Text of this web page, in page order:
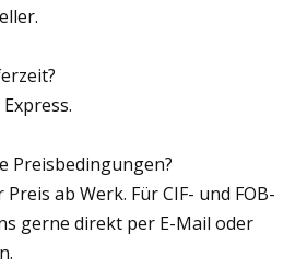
Preisbedingungen?
ab Werk. Für CIF- und FOB-
gerne direkt per E-Mail oder